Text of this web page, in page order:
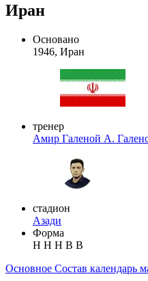
Иран
Основано
1946, Иран
тренер
Амир Галеной А.
стадион
Азади
Форма
Н Н Н В В
Основное Состав календарь